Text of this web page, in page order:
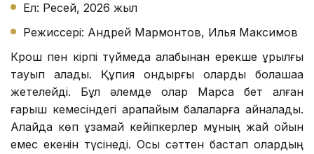
Ел: Ресей, 2026 жыл
Режиссері: Андрей Мармонтов, Илья Максимов
Крош пен кірпі түймедақ алқабынан ерекше құрылғы
тауып алады. Құпия қондырғы оларды болашаққа
жетелейді. Бұл әлемде олар Марсқа бет алған
ғарыш кемесіндегі қарапайым балаларға айналады.
Алайда көп ұзамай кейіпкерлер мұның жай ойын
емес екенін түсінеді. Осы сәттен бастап олардың